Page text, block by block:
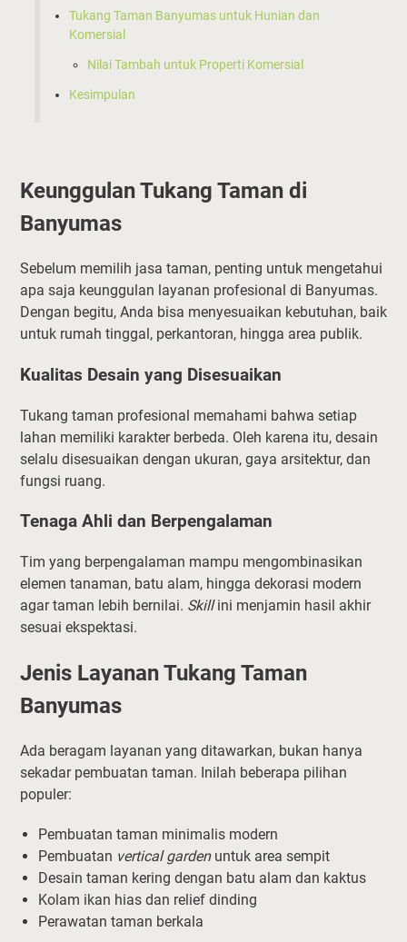
Tukang Taman Banyumas untuk Hunian dan
Komersial
Nilai Tambah untuk Properti Komersial
Kesimpulan
Keunggulan Tukang Taman di
Banyumas
Sebelum memilih jasa taman, penting untuk mengetahui
apa saja keunggulan layanan profesional di Banyumas.
Dengan begitu, Anda bisa menyesuaikan kebutuhan, baik
untuk rumah tinggal, perkantoran, hingga area publik.
Kualitas Desain yang Disesuaikan
Tukang taman profesional memahami bahwa setiap
lahan memiliki karakter berbeda. Oleh karena itu, desain
selalu disesuaikan dengan ukuran, gaya arsitektur, dan
fungsi ruang.
Tenaga Ahli dan Berpengalaman
Tim yang berpengalaman mampu mengombinasikan
elemen tanaman, batu alam, hingga dekorasi modern
agar taman lebih bernilai. Skillini menjamin hasil akhir
sesuai ekspektasi.
Jenis Layanan Tukang Taman
Banyumas
Ada beragam layanan yang ditawarkan, bukan hanya
sekadar pembuatan taman. Inilah beberapa pilihan
populer:
Pembuatan taman minimalis modern
Pembuatan vertical gardenuntuk area sempit
Desain taman kering dengan batu alam dan kaktus
Kolam ikan hias dan relief dinding
Perawatan taman berkala